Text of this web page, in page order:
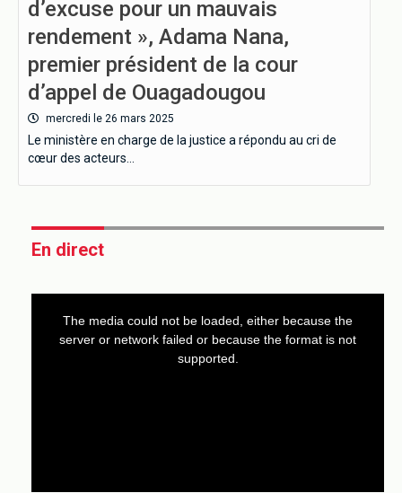
d’excuse pour un mauvais
rendement », Adama Nana,
premier président de la cour
d’appel de Ouagadougou
mercredi le 26 mars 2025
Le ministère en charge de la justice a répondu au cri de
cœur des acteurs…
En direct
The media could not be loaded, either because the
server or network failed or because the format is not
supported.